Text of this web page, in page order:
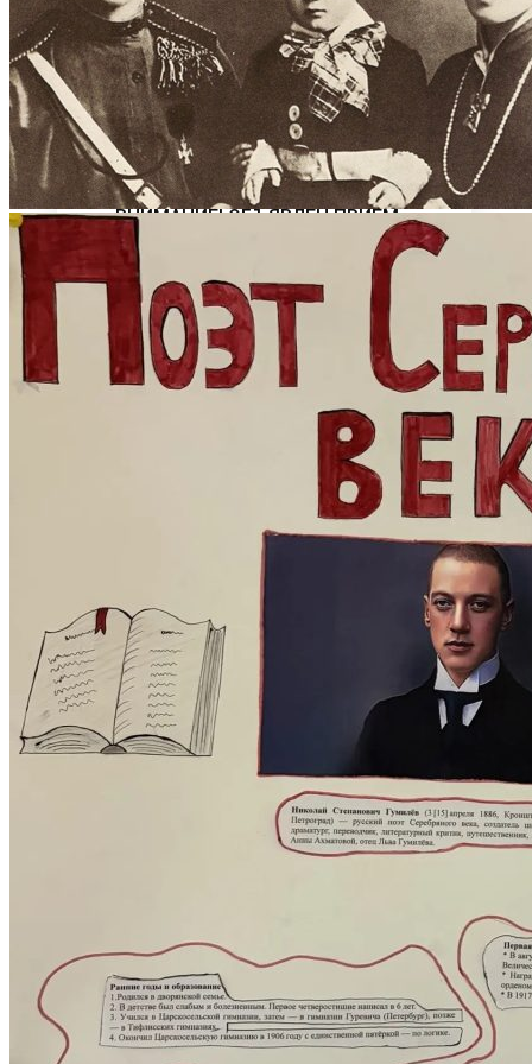
ПРОФЕССИОНАЛЬНОГО
ОБРАЗОВАНИЯ
Программы профессиональной
переподготовки
ОФИЦИАЛЬНЫЕ ДОКУМЕНТЫ
ВНИМАНИЕ! ОБЪЯВЛЕН ПРИЕМ
ДОПОЛНИТЕЛЬНЫЕ
ОБЩЕОБРАЗОВАТЕЛЬНЫЕ
ПРОГРАММЫ
Наука и Инновации
НАУЧНО-ИССЛЕДОВАТЕЛЬСКАЯ
ОТДЕЛЫ И УПРАВЛЕНИЕ
НАУКА И УНИВЕРСИТЕТЫ
Институт
ЭКОНОМИЧЕСКИЙ ФАКУЛЬТЕТ
Деканат экономического факультета
Кафедра прикладной математики и
информатики
Кафедра экономики
Кафедра экономики и менеджмента